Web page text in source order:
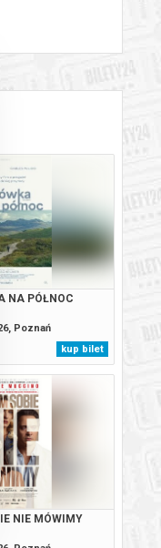
NA PÓŁNOC
Poznań
kup bilet
NIE MÓWIMY